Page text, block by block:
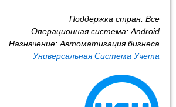
Поддержка стран: Все
Операционная система: Android
Назначение: Автоматизация бизнеса
Универсальная Система Учета